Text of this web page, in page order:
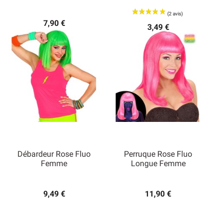
7,90 € 3,49 €
Débardeur Rose Fluo
Femme
9,49 €
Perruque Rose Fluo
Longue Femme
11,90 €